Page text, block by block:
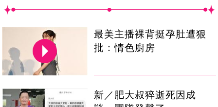
最美主播裸背挺孕肚遭狠
批：情色廚房
新／肥大叔猝逝死因成